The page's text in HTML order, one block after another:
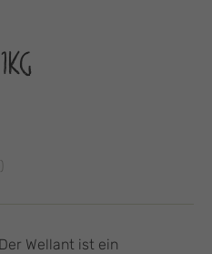
Wellant ist ein